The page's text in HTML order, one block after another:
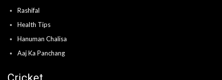
Rashifal
Health Tips
Hanuman Chalisa
Aaj Ka Panchang